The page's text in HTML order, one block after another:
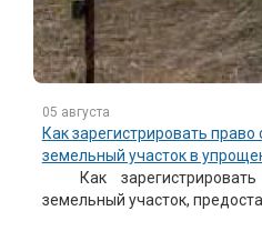
05 августа
Как зарегистрировать право
земельный участок в
Как
земельный участок,